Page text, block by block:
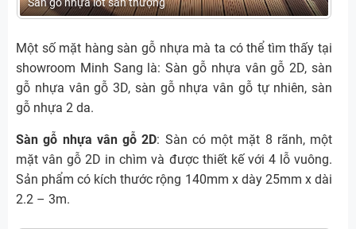
Một số mặt hàng sàn gỗ nhựa mà ta có thể tìm thấy tại
showroom Minh Sang là: Sàn gỗ nhựa vân gỗ 2D, sàn
gỗ nhựa vân gỗ 3D, sàn gỗ nhựa vân gỗ tự nhiên, sàn
gỗ nhựa 2 da.
Sàn gỗ nhựa vân gỗ 2D: Sàn có một mặt 8 rãnh, một
mặt vân gỗ 2D in chìm và được thiết kế với 4 lỗ vuông.
Sản phẩm có kích thước rộng 140mm x dày 25mm x dài
2.2 – 3m.